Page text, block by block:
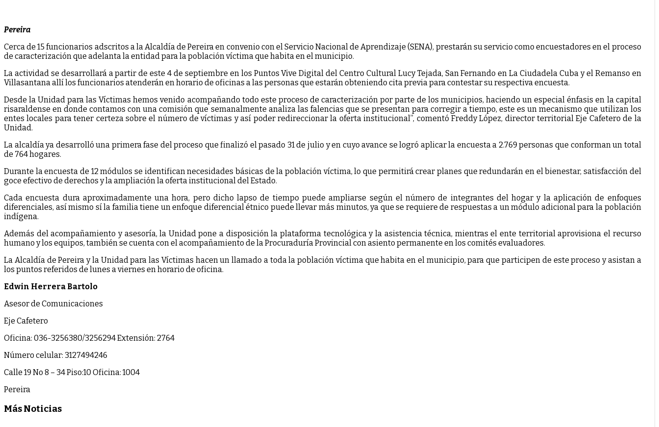
Pereira
Cerca de 15 funcionarios adscritos a la Alcaldía de Pereira en convenio con el Servicio Nacional de Aprendizaje (SENA), prestarán su servicio como encuestadores en el proceso
de caracterización que adelanta la entidad para la población víctima que habita en el municipio.
La actividad se desarrollará a partir de este 4 de septiembre en los Puntos Vive Digital del Centro Cultural Lucy Tejada, San Fernando en La Ciudadela Cuba y el Remanso en
Villasantana allí los funcionarios atenderán en horario de oficinas a las personas que estarán obteniendo cita previa para contestar su respectiva encuesta.
Desde la Unidad para las Víctimas hemos venido acompañando todo este proceso de caracterización por parte de los municipios, haciendo un especial énfasis en la capital
risaraldense en donde contamos con una comisión que semanalmente analiza las falencias que se presentan para corregir a tiempo, este es un mecanismo que utilizan los
entes locales para tener certeza sobre el número de víctimas y así poder redireccionar la oferta institucional”, comentó Freddy López, director territorial Eje Cafetero de la
Unidad.
La alcaldía ya desarrolló una primera fase del proceso que finalizó el pasado 31 de julio y en cuyo avance se logró aplicar la encuesta a 2.769 personas que conforman un total
de 764 hogares.
Durante la encuesta de 12 módulos se identifican necesidades básicas de la población víctima, lo que permitirá crear planes que redundarán en el bienestar, satisfacción del
goce efectivo de derechos y la ampliación la oferta institucional del Estado.
Cada encuesta dura aproximadamente una hora, pero dicho lapso de tiempo puede ampliarse según el número de integrantes del hogar y la aplicación de enfoques
diferenciales, así mismo sí la familia tiene un enfoque diferencial étnico puede llevar más minutos, ya que se requiere de respuestas a un módulo adicional para la población
indígena.
Además del acompañamiento y asesoría, la Unidad pone a disposición la plataforma tecnológica y la asistencia técnica, mientras el ente territorial aprovisiona el recurso
humano y los equipos, también se cuenta con el acompañamiento de la Procuraduría Provincial con asiento permanente en los comités evaluadores.
La Alcaldía de Pereira y la Unidad para las Víctimas hacen un llamado a toda la población víctima que habita en el municipio, para que participen de este proceso y asistan a
los puntos referidos de lunes a viernes en horario de oficina.
Edwin Herrera Bartolo
Asesor de Comunicaciones
Eje Cafetero
Oficina: 036-3256380/3256294 Extensión: 2764
Número celular: 3127494246
Calle 19 No 8 – 34 Piso:10 Oficina: 1004
Pereira
Más Noticias